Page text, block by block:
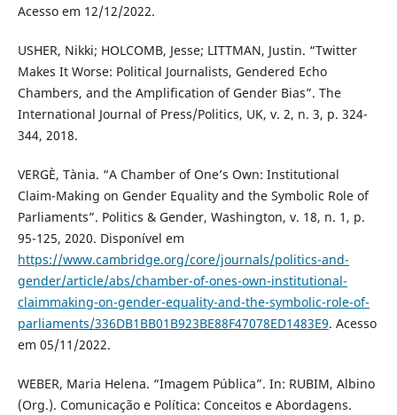
Acesso em 12/12/2022.
USHER, Nikki; HOLCOMB, Jesse; LITTMAN, Justin. “Twitter
Makes It Worse: Political Journalists, Gendered Echo
Chambers, and the Amplification of Gender Bias”. The
International Journal of Press/Politics, UK, v. 2, n. 3, p. 324-
344, 2018.
VERGÈ, Tània. “A Chamber of One’s Own: Institutional
Claim-Making on Gender Equality and the Symbolic Role of
Parliaments”. Politics & Gender, Washington, v. 18, n. 1, p.
95-125, 2020. Disponível em
https://www.cambridge.org/core/journals/politics-and-
gender/article/abs/chamber-of-ones-own-institutional-
claimmaking-on-gender-equality-and-the-symbolic-role-of-
parliaments/336DB1BB01B923BE88F47078ED1483E9. Acesso
em 05/11/2022.
WEBER, Maria Helena. “Imagem Pública”. In: RUBIM, Albino
(Org.). Comunicação e Política: Conceitos e Abordagens.